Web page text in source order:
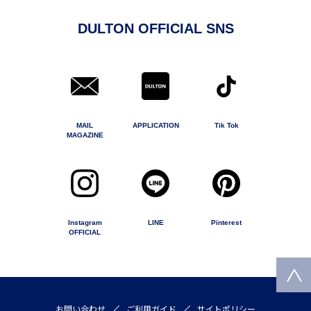
DULTON OFFICIAL SNS
MAIL
MAGAZINE
APPLICATION Tik Tok
Instagram
OFFICIAL
LINE Pinterest
お問い合わせ ご利用ガイド サイトポリシー